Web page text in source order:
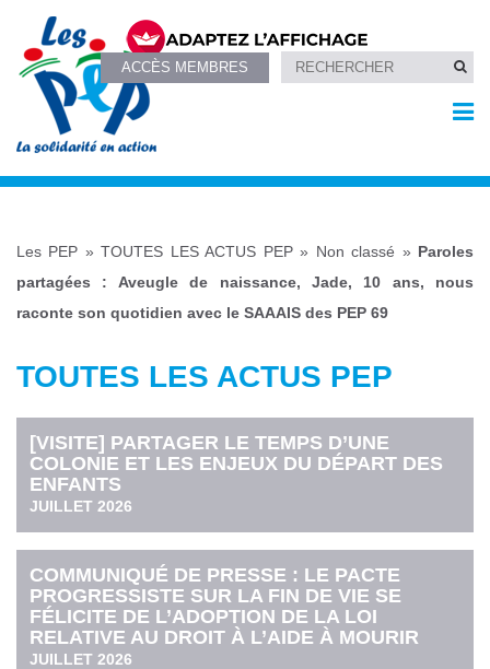
ACCÈS MEMBRES
Les PEP »TOUTES LES ACTUS PEP» Non classé » Paroles
partagées : Aveugle de naissance, Jade, 10 ans, nous
raconte son quotidien avec le SAAAIS des PEP 69
TOUTES LES ACTUS PEP
[VISITE] PARTAGER LE TEMPS D’UNE
COLONIE ET LES ENJEUX DU DÉPART DES
ENFANTS
JUILLET 2026
COMMUNIQUÉ DE PRESSE : LE PACTE
PROGRESSISTE SUR LA FIN DE VIE SE
FÉLICITE DE L’ADOPTION DE LA LOI
RELATIVE AU DROIT À L’AIDE À MOURIR
JUILLET 2026